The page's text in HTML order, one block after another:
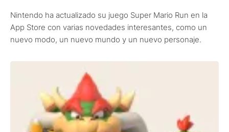
Nintendo ha actualizado su juego Super Mario Run en la
App Store con varias novedades interesantes, como un
nuevo modo, un nuevo mundo y un nuevo personaje.